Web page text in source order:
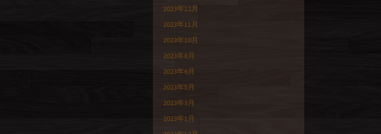
2023年12月
2023年11月
2023年10月
2023年8月
2023年6月
2023年5月
2023年3月
2023年1月